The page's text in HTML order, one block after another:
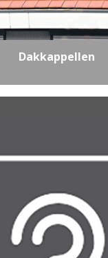
Dakkappellen